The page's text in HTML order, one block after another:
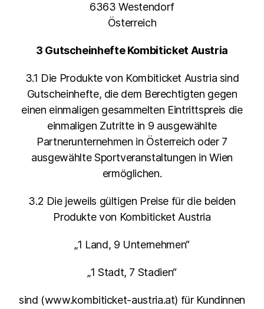
6363 Westendorf
Österreich
3 Gutscheinhefte Kombiticket Austria
3.1 Die Produkte von Kombiticket Austria sind
Gutscheinhefte, die dem Berechtigten gegen
einen einmaligen gesammelten Eintrittspreis die
einmaligen Zutritte in 9 ausgewählte
Partnerunternehmen in Österreich oder 7
ausgewählte Sportveranstaltungen in Wien
ermöglichen.
3.2 Die jeweils gültigen Preise für die beiden
Produkte von Kombiticket Austria
„1 Land, 9 Unternehmen“
„1 Stadt, 7 Stadien“
sind (www.kombiticket-austria.at) für Kundinnen